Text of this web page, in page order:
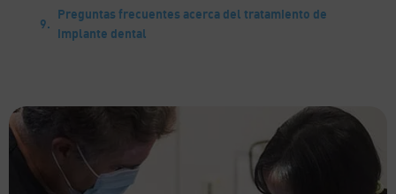
Preguntas frecuentes acerca del tratamiento de
implante dental